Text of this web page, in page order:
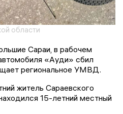
области
Сараи, в рабочем
«Ауди» сбил
региональное УМВД.
житель Сараевского
15-летний местный